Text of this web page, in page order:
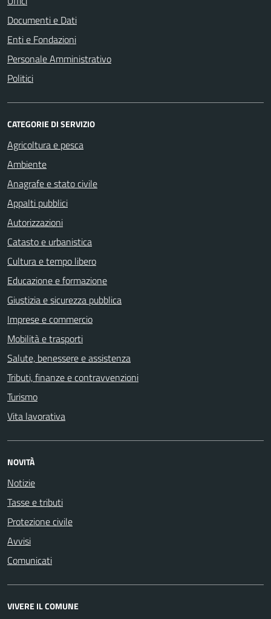
Documenti e Dati
Enti e Fondazioni
Personale Amministrativo
Politici
CATEGORIE DI SERVIZIO
Agricoltura e pesca
Ambiente
Anagrafe e stato civile
Appalti pubblici
Autorizzazioni
Catasto e urbanistica
Cultura e tempo libero
Educazione e formazione
Giustizia e sicurezza pubblica
Imprese e commercio
Mobilità e trasporti
Salute, benessere e assistenza
Tributi, finanze e contravvenzioni
Turismo
Vita lavorativa
NOVITÀ
Notizie
Tasse e tributi
Protezione civile
Avvisi
Comunicati
VIVERE IL COMUNE